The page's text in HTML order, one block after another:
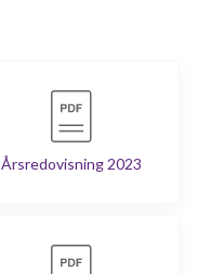
Årsredovisning 2023